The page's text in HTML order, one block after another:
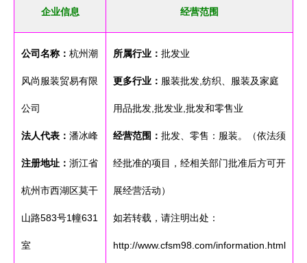
企业信息 经营范围
公司名称： 杭州潮
风尚服装贸易有限
公司
法人代表： 潘冰峰
注册地址： 浙江省
杭州市西湖区莫干
山路583号1幢631
室
所属行业： 批发业
更多行业： 服装批发,纺织、服装及家庭
用品批发,批发业,批发和零售业
经营范围： 批发、零售：服装。（依法须
经批准的项目，经相关部门批准后方可开
展经营活动）
如若转载，请注明出处：
http://www.cfsm98.com/information.html